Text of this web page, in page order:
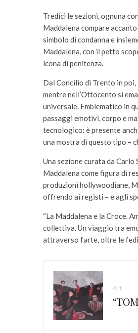
Tredici le sezioni, ognuna
Maddalena compare
simbolo di condanna e
Maddalena, con il petto
icona di penitenza.
Dal Concilio di Trento in poi,
mentre nell’Ottocento si
universale. Emblematico in
passaggi emotivi, corpo e
tecnologico: è presente
una mostra di questo tipo –
Una sezione curata da
Maddalena come figura di
produzioni hollywoodiane,
offrendo ai registi – e agli
“La Maddalena e la Croce.
collettiva. Un viaggio tra
attraverso l’arte, oltre le
Art